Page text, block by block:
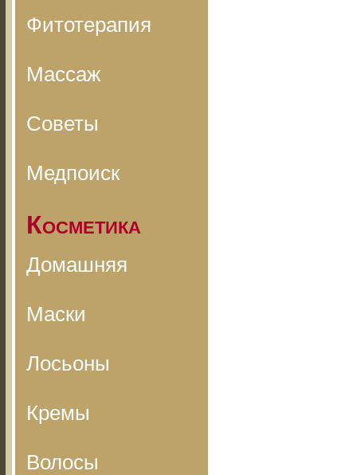
Фитотерапия
Массаж
Советы
Медпоиск
Косметика
Домашняя
Маски
Лосьоны
Кремы
Волосы